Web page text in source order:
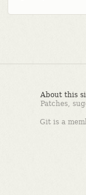
About this
Patches,
Git is a